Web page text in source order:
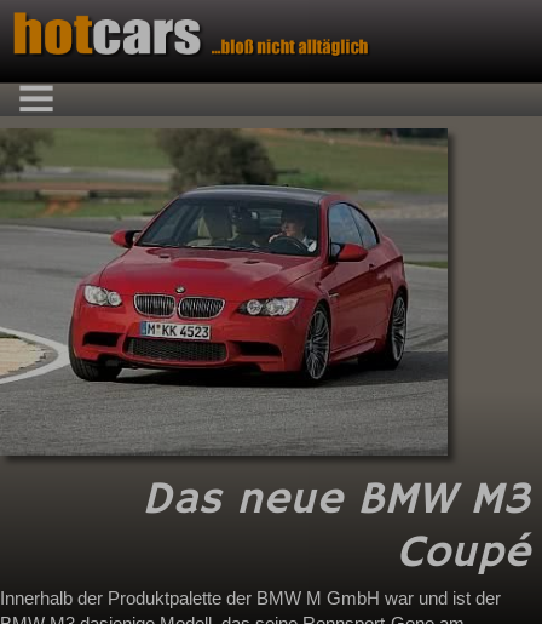
Das neue BMW M3
Coupé
Innerhalb der Produktpalette der BMW M GmbH war und ist der